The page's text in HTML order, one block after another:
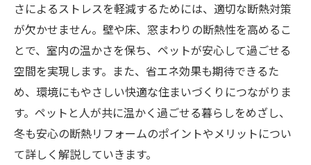
さによるストレスを軽減するためには、適切な断熱対策
が欠かせません。壁や床、窓まわりの断熱性を高めるこ
とで、室内の温かさを保ち、ペットが安心して過ごせる
空間を実現します。また、省エネ効果も期待できるた
め、環境にもやさしい快適な住まいづくりにつながりま
す。ペットと人が共に温かく過ごせる暮らしをめざし、
冬も安心の断熱リフォームのポイントやメリットについ
て詳しく解説していきます。